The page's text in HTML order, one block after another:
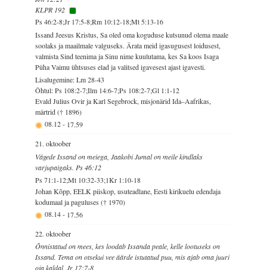
KLPR 192
Ps 46:2-8;Jr 17:5-8;Rm 10:12-18;Mt 5:13-16
Issand Jeesus Kristus, Sa oled oma koguduse kutsunud olema maale
soolaks ja maailmale valguseks. Ärata meid igasugusest loidusest,
valmista Sind teenima ja Sinu nime kuulutama, kes Sa koos Isaga
Püha Vaimu ühtsuses elad ja valitsed igavesest ajast igavesti.
Lisalugemine: Lm 28-43
Õhtul: Ps 108:2-7;Ilm 14:6-7;Ps 108:2-7;Gl 1:1-12
Evald Julius Ovir ja Karl Segebrock, misjonärid Ida–Aafrikas,
märtrid († 1896)
08.12- 17.59
21. oktoober
Vägede Issand on meiega, Jaakobi Jumal on meile kindlaks
varjupaigaks. Ps 46:12
Ps 71:1-12;Mt 10:32-33;1Kr 1:10-18
Johan Kõpp, EELK piiskop, usuteadlane, Eesti kirikuelu edendaja
kodumaal ja paguluses († 1970)
08.14- 17.56
22. oktoober
Õnnistatud on mees, kes loodab Issanda peale, kelle lootuseks on
Issand. Tema on otsekui vee äärde istutatud puu, mis ajab oma juuri
oja kaldal. Jr 17:7-8